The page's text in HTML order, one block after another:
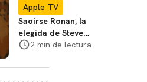
Apple TV
Saoirse Ronan, la
elegida de Steve
McQueen: "Siempre
él"
2 min de lectura